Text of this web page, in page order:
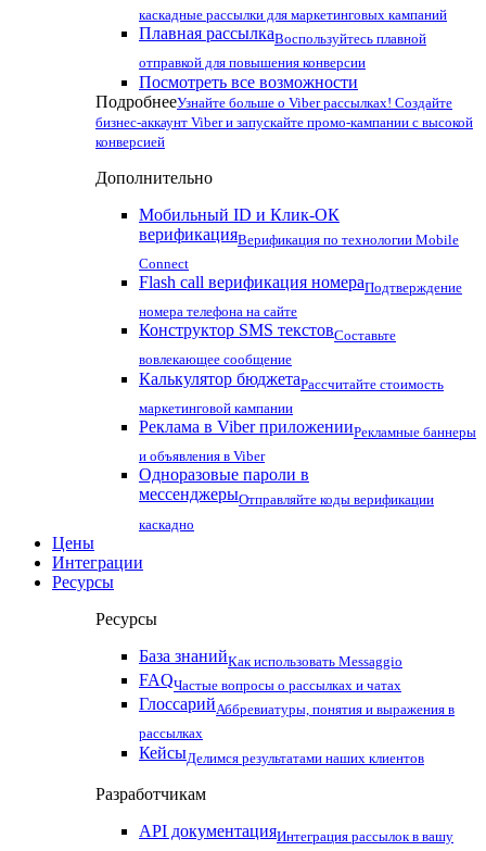
каскадные рассылки для маркетинговых кампаний
Плавная рассылкаВоспользуйтесь плавной
отправкой для повышения конверсии
Посмотреть все возможности
ПодробнееУзнайте больше о Viber рассылках! Создайте
бизнес-аккаунт Viber и запускайте промо-кампании с высокой
конверсией
Дополнительно
Мобильный ID и Клик-ОК
верификацияВерификация по технологии Mobile
Connect
Flash call верификация номераПодтверждение
номера телефона на сайте
Конструктор SMS текстовСоставьте
вовлекающее сообщение
Калькулятор бюджетаРассчитайте стоимость
маркетинговой кампании
Реклама в Viber приложенииРекламные баннеры
и объявления в Viber
Одноразовые пароли в
мессенджерыОтправляйте коды верификации
каскадно
Цены
Интеграции
Ресурсы
Ресурсы
База знанийКак использовать Messaggio
FAQЧастые вопросы о рассылках и чатах
ГлоссарийАббревиатуры, понятия и выражения в
рассылках
КейсыДелимся результатами наших клиентов
Разработчикам
API документацияИнтеграция рассылок в вашу